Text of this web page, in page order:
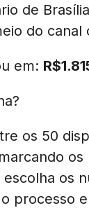
de
do canal
em: R$
os 50
os
processo